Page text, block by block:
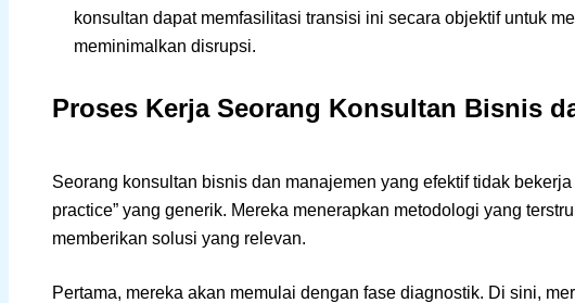
konsultan dapat memfasilitasi transisi ini secara objektif untuk
meminimalkan disrupsi.
Proses Kerja Seorang Konsultan Bisnis
Seorang konsultan bisnis dan manajemen yang efektif tidak
practice” yang generik. Mereka menerapkan metodologi yang
memberikan solusi yang relevan.
Pertama, mereka akan memulai dengan fase diagnostik. Di sini,